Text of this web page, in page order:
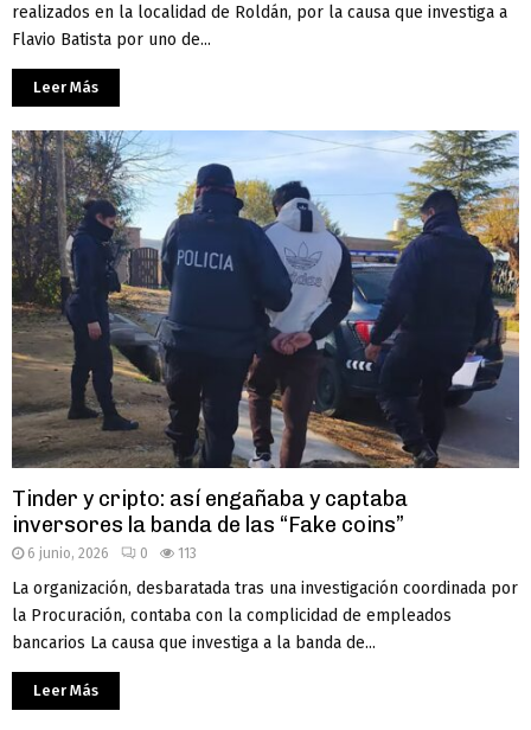
realizados en la localidad de Roldán, por la causa que investiga a
Flavio Batista por uno de...
Leer Más
Tinder y cripto: así engañaba y captaba
inversores la banda de las “Fake coins”
6 junio, 2026 0 113
La organización, desbaratada tras una investigación coordinada por
la Procuración, contaba con la complicidad de empleados
bancarios La causa que investiga a la banda de...
Leer Más